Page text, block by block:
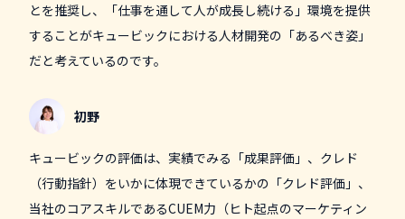
とを推奨し、「仕事を通して人が成長し続ける」環境を提供
することがキュービックにおける人材開発の「あるべき姿」
だと考えているのです。
初野
キュービックの評価は、実績でみる「成果評価」、クレド
（行動指針）をいかに体現できているかの「クレド評価」、
当社のコアスキルであるCUEM力（ヒト起点のマーケティン